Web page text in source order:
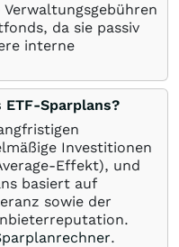
da sie passiv
interne
Sparplans?
Investitionen
Effekt), und
basiert auf
sowie der
.